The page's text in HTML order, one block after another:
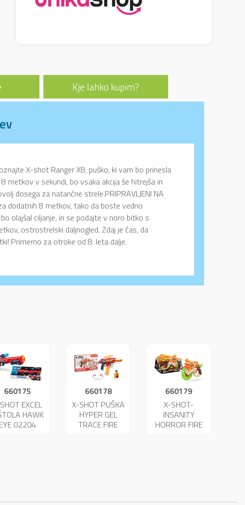
Kje lahko kupim?
X-shot Ranger X8, puško, ki vam bo prinesla
metkov v sekundi, bo vsaka akcija še hitrejša in
dosega za natančne strele.PRIPRAVLJENI NA
dodatnih 8 metkov, tako da boste vedno
olajšal ciljanje, in se podajte v noro bitko s
ostrostrelski daljnogled. Zdaj je čas, da
Primerno za otroke od 8. leta dalje.
660175
EXCEL
HAWK
EYE 02204
660178
X-SHOT PUŠKA
HYPER GEL
TRACE FIRE
660179
X-SHOT-
INSANITY
HORROR FIRE